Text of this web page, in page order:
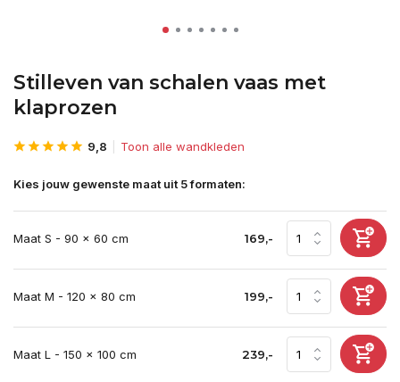
Stilleven van schalen vaas met
klaprozen
9,8 Toon alle wandkleden
Kies jouw gewenste maat uit 5 formaten:
Maat S - 90 x 60 cm 169,-
Maat M - 120 x 80 cm 199,-
Maat L - 150 x 100 cm 239,-